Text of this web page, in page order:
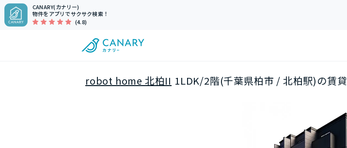
CANARY(カナリー)
物件をアプリでサクサク検索！
(4.8)
robot home 北柏II 1LDK/2階(千葉県柏市 / 北柏駅)の賃貸